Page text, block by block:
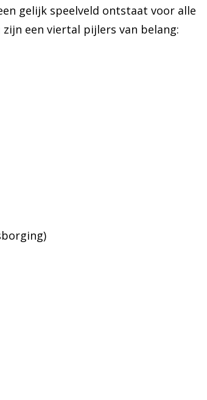
gelijk speelveld ontstaat voor alle
een viertal pijlers van belang: